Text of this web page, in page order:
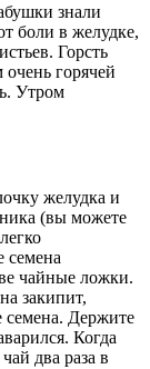
знали
боли в желудке,
Горсть
очень горячей
Утром
желудка и
(вы можете
семена
чайные ложки.
закипит,
семена. Держите
Когда
два раза в